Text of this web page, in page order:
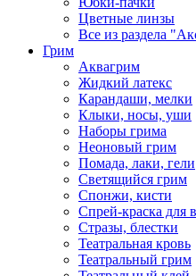
Цветные линзы
Все из раздела
Грим
Аквагрим
Жидкий латекс
Карандаши, мелки
Клыки, носы, уши
Наборы грима
Неоновый грим
Помада, лаки, гели
Светящийся грим
Спонжи, кисти
Спрей-краска для
Стразы, блестки
Театральная кровь
Театральный грим